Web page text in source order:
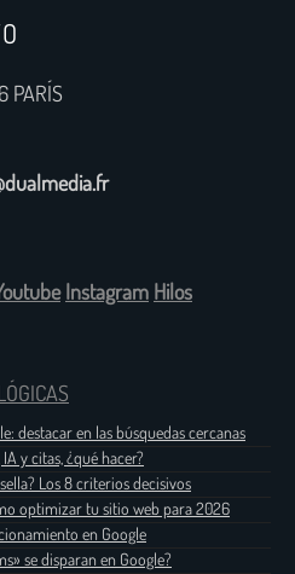
PARÍS
Instagram Hilos
destacar en las búsquedas cercanas
y citas, ¿qué hacer?
Los 8 criterios decisivos
optimizar tu sitio web para 2026
en Google
se disparan en Google?